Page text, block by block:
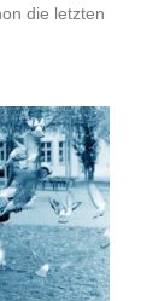
die letzten